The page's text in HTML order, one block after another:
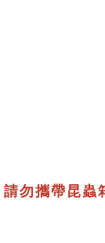
勿攜帶昆蟲